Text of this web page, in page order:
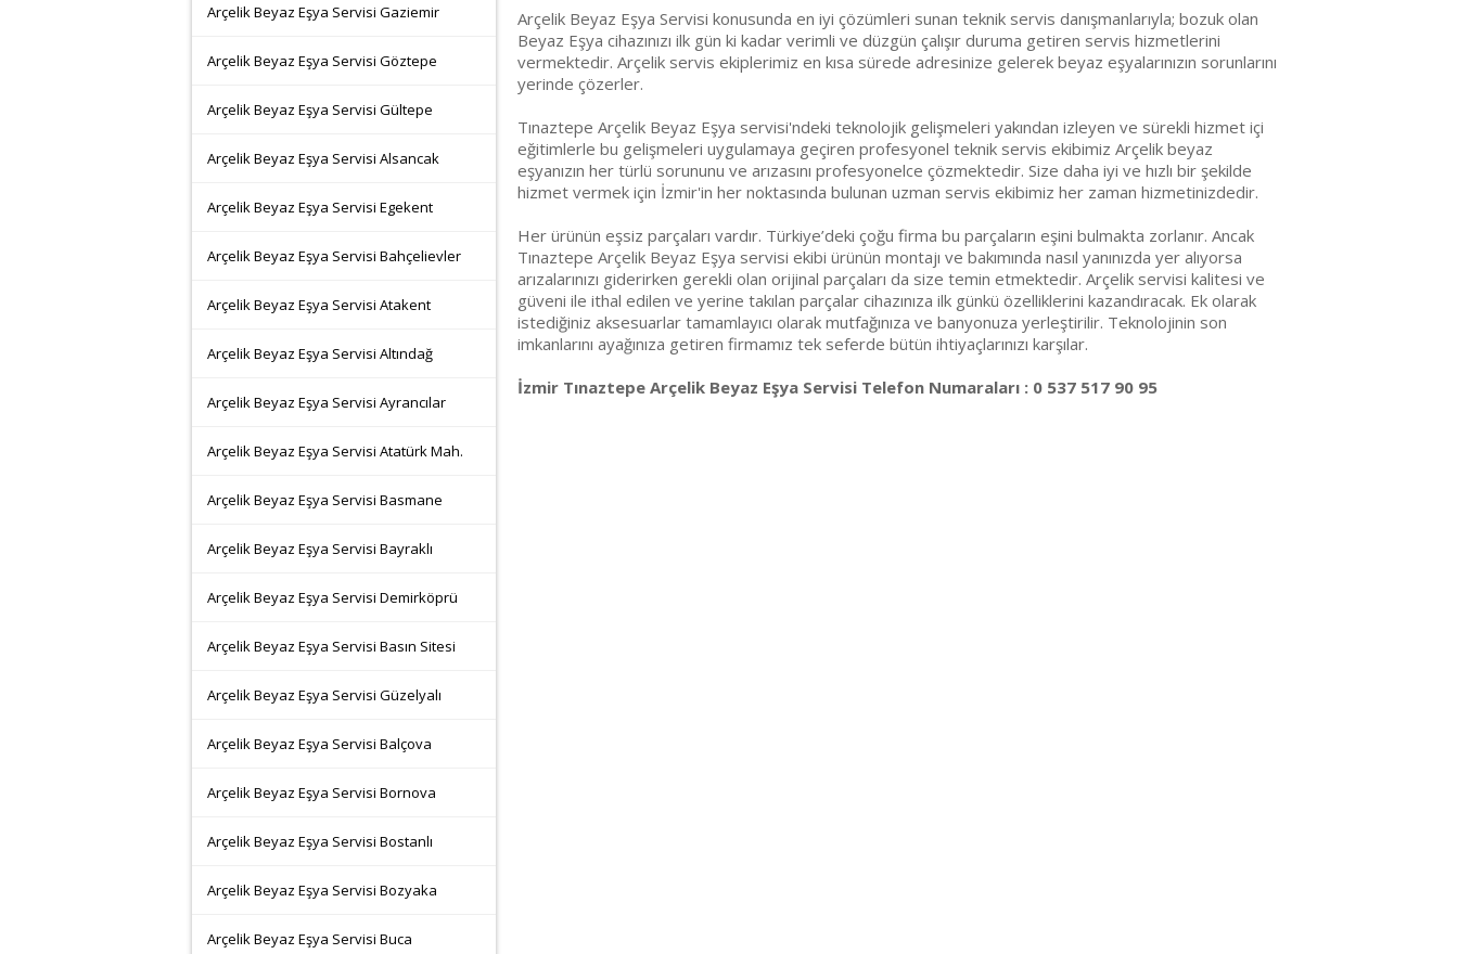
Arçelik Beyaz Eşya Servisi konusunda en iyi çözümleri sunan teknik servis danışmanlarıyla; bozuk olan
Beyaz Eşya cihazınızı ilk gün ki kadar verimli ve düzgün çalışır duruma getiren servis hizmetlerini
vermektedir. Arçelik servis ekiplerimiz en kısa sürede adresinize gelerek beyaz eşyalarınızın sorunlarını
yerinde çözerler.
Tınaztepe Arçelik Beyaz Eşya servisi'ndeki teknolojik gelişmeleri yakından izleyen ve sürekli hizmet içi
eğitimlerle bu gelişmeleri uygulamaya geçiren profesyonel teknik servis ekibimiz Arçelik beyaz
eşyanızın her türlü sorununu ve arızasını profesyonelce çözmektedir. Size daha iyi ve hızlı bir şekilde
hizmet vermek için İzmir'in her noktasında bulunan uzman servis ekibimiz her zaman hizmetinizdedir.
Her ürünün eşsiz parçaları vardır. Türkiye’deki çoğu firma bu parçaların eşini bulmakta zorlanır. Ancak
Tınaztepe Arçelik Beyaz Eşya servisi ekibi ürünün montajı ve bakımında nasıl yanınızda yer alıyorsa
arızalarınızı giderirken gerekli olan orijinal parçaları da size temin etmektedir. Arçelik servisi kalitesi ve
güveni ile ithal edilen ve yerine takılan parçalar cihazınıza ilk günkü özelliklerini kazandıracak. Ek olarak
istediğiniz aksesuarlar tamamlayıcı olarak mutfağınıza ve banyonuza yerleştirilir. Teknolojinin son
imkanlarını ayağınıza getiren firmamız tek seferde bütün ihtiyaçlarınızı karşılar.
İzmir Tınaztepe Arçelik Beyaz Eşya Servisi Telefon Numaraları : 0 537 517 90 95
Arçelik Beyaz Eşya Servisi Gaziemir
Arçelik Beyaz Eşya Servisi Göztepe
Arçelik Beyaz Eşya Servisi Gültepe
Arçelik Beyaz Eşya Servisi Alsancak
Arçelik Beyaz Eşya Servisi Egekent
Arçelik Beyaz Eşya Servisi Bahçelievler
Arçelik Beyaz Eşya Servisi Atakent
Arçelik Beyaz Eşya Servisi Altındağ
Arçelik Beyaz Eşya Servisi Ayrancılar
Arçelik Beyaz Eşya Servisi Atatürk Mah.
Arçelik Beyaz Eşya Servisi Basmane
Arçelik Beyaz Eşya Servisi Bayraklı
Arçelik Beyaz Eşya Servisi Demirköprü
Arçelik Beyaz Eşya Servisi Basın Sitesi
Arçelik Beyaz Eşya Servisi Güzelyalı
Arçelik Beyaz Eşya Servisi Balçova
Arçelik Beyaz Eşya Servisi Bornova
Arçelik Beyaz Eşya Servisi Bostanlı
Arçelik Beyaz Eşya Servisi Bozyaka
Arçelik Beyaz Eşya Servisi Buca